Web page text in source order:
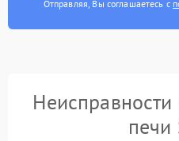
Отправляя, Вы соглашаетесь с
печи